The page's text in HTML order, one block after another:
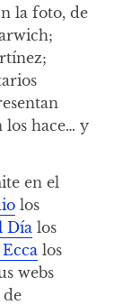
la foto, de
hace… y
en el
los
Día los
los
webs